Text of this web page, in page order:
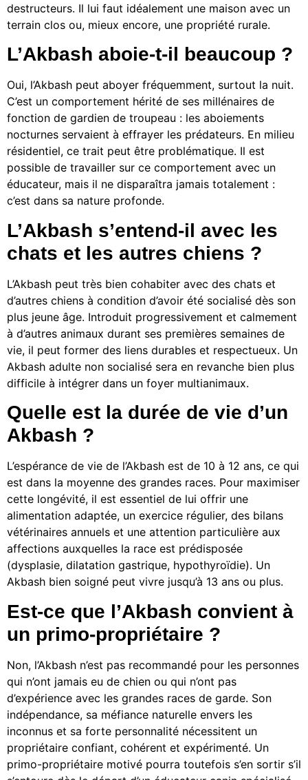
destructeurs. Il lui faut idéalement une maison avec un
terrain clos ou, mieux encore, une propriété rurale.
L’Akbash aboie-t-il beaucoup ?
Oui, l’Akbash peut aboyer fréquemment, surtout la nuit.
C’est un comportement hérité de ses millénaires de
fonction de gardien de troupeau : les aboiements
nocturnes servaient à effrayer les prédateurs. En milieu
résidentiel, ce trait peut être problématique. Il est
possible de travailler sur ce comportement avec un
éducateur, mais il ne disparaîtra jamais totalement :
c’est dans sa nature profonde.
L’Akbash s’entend-il avec les
chats et les autres chiens ?
L’Akbash peut très bien cohabiter avec des chats et
d’autres chiens à condition d’avoir été socialisé dès son
plus jeune âge. Introduit progressivement et calmement
à d’autres animaux durant ses premières semaines de
vie, il peut former des liens durables et respectueux. Un
Akbash adulte non socialisé sera en revanche bien plus
difficile à intégrer dans un foyer multianimaux.
Quelle est la durée de vie d’un
Akbash ?
L’espérance de vie de l’Akbash est de 10 à 12 ans, ce qui
est dans la moyenne des grandes races. Pour maximiser
cette longévité, il est essentiel de lui offrir une
alimentation adaptée, un exercice régulier, des bilans
vétérinaires annuels et une attention particulière aux
affections auxquelles la race est prédisposée
(dysplasie, dilatation gastrique, hypothyroïdie). Un
Akbash bien soigné peut vivre jusqu’à 13 ans ou plus.
Est-ce que l’Akbash convient à
un primo-propriétaire ?
Non, l’Akbash n’est pas recommandé pour les personnes
qui n’ont jamais eu de chien ou qui n’ont pas
d’expérience avec les grandes races de garde. Son
indépendance, sa méfiance naturelle envers les
inconnus et sa forte personnalité nécessitent un
propriétaire confiant, cohérent et expérimenté. Un
primo-propriétaire motivé pourra toutefois s’en sortir s’il